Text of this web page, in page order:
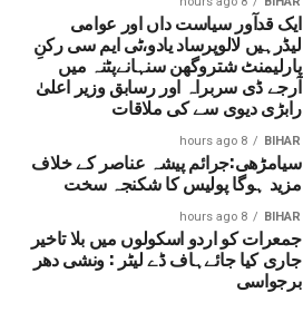
ایک قدآور سیاست داں اور عوامی
لیڈرہیں لالوپرساد یادو،ٹی ایم سی رکنِ
پارلیمنٹ شتروگھن سنہانےپٹنہ میں
آرجے ڈی سربراہ اور رسابق وزیر اعلیٰ
رابڑی دیوی سے کی ملاقات
BIHAR
8 hours ago
سیامڑھی:جرائم پیشہ عناصر کے خلاف
مزید ہوگا پولیس کا شکنجہ سخت
BIHAR
8 hours ago
جمعرات کو اردو اسکولوں میں بلا تاخیر
جاری کیا جائےہاف ڈے لیٹر : ونشی دھر
برجواسی